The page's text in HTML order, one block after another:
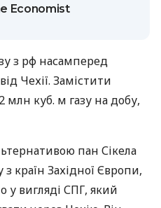
Economist
з рф насамперед
Чехії. Замістити
млн куб. м газу на добу,
пан Сікела
країн Західної Європи,
у вигляді СПГ, який